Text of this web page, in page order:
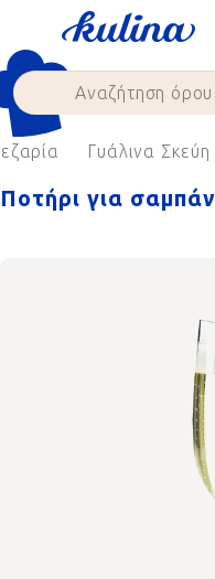
content
Γυάλινα Σκεύη
Ποτήρι για